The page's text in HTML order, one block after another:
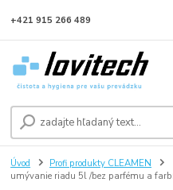
+421 915 266 489
Úvod Profi produkty CLEAMEN
umývanie riadu 5l /bez parfému a